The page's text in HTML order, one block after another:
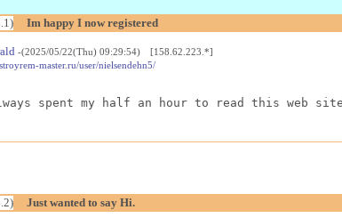
Im happy I now registered
-(2025/05/22(Thu) 09:29:54) [158.62.223.*]
master.ru/user/nielsendehn5/
spent my half an hour to read this web
Just wanted to say Hi.